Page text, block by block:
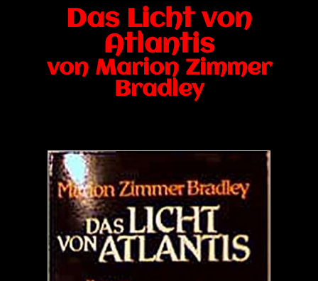
Das Licht von
Atlantis
von Marion Zimmer
Bradley